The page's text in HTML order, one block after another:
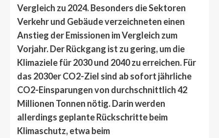
Vergleich zu 2024. Besonders die Sektoren
Verkehr und Gebäude verzeichneten einen
Anstieg der Emissionen im Vergleich zum
Vorjahr. Der Rückgang ist zu gering, um die
Klimaziele für 2030 und 2040 zu erreichen. Für
das 2030er CO2-Ziel sind ab sofort jährliche
CO2-Einsparungen von durchschnittlich 42
Millionen Tonnen nötig. Darin werden
allerdings geplante Rückschritte beim
Klimaschutz, etwa beim